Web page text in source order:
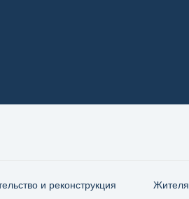
и реконструкция